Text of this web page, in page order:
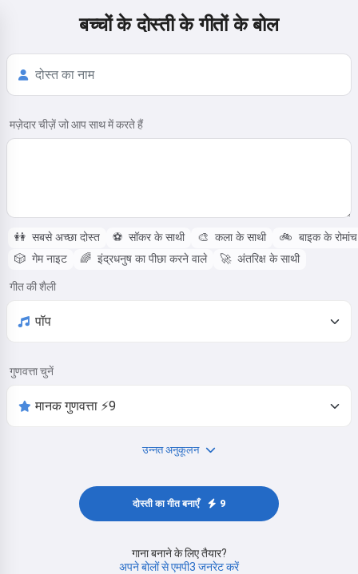
बच्चों के दोस्ती के गीतों के बोल
मज़ेदार चीज़ें जो आप साथ में करते हैं
👭 सबसे अच्छा दोस्त ⚽ सॉकर के साथी 🎨 कला के साथी 🚲 बाइक के रोमांच
🎲 गेम नाइट 🌈 इंद्रधनुष का पीछा करने वाले 🚀 अंतरिक्ष के साथी
गीत की शैली
गुणवत्ता चुनें
उन्नत अनुकूलन
दोस्ती का गीत बनाएँ 9
गाना बनाने के लिए तैयार?
अपने बोलों से एमपी3 जनरेट करें